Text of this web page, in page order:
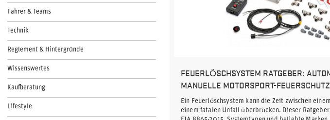
Fahrer & Teams
Technik
Reglement & Hintergründe
Wissenswertes
Kaufberatung
Lifestyle
FEUERLÖSCHSYSTEM RATGEBER:
MANUELLE MOTORSPORT-
Ein Feuerlöschsystem kann die Zeit zwischen
einem fatalen Unfall überbrücken. Dieser